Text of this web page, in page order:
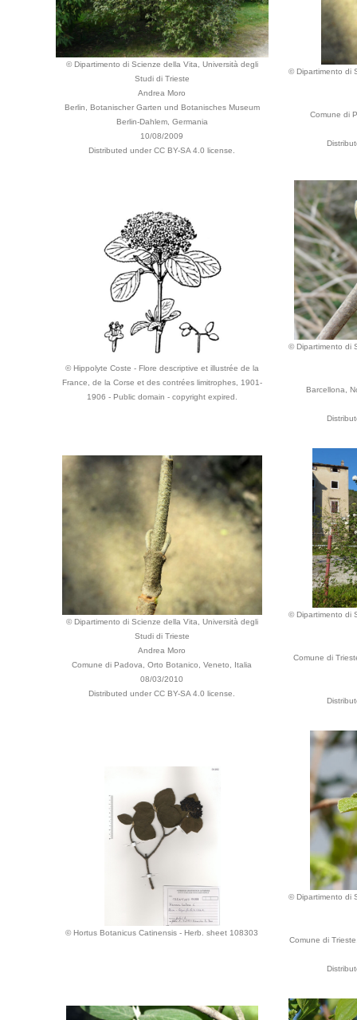
© Dipartimento di Scienze della Vita, Università degli
Studi di Trieste
Andrea Moro
Berlin, Botanischer Garten und Botanisches Museum
Berlin-Dahlem, Germania
10/08/2009
Distributed under CC BY-SA 4.0 license.
© Dipartimento di
Comune di
© Hippolyte Coste - Flore descriptive et illustrée de la
France, de la Corse et des contrées limitrophes, 1901-
1906 - Public domain - copyright expired.
© Dipartimento di
Barcellona,
© Dipartimento di Scienze della Vita, Università degli
Studi di Trieste
Andrea Moro
Comune di Padova, Orto Botanico, Veneto, Italia
08/03/2010
Distributed under CC BY-SA 4.0 license.
© Dipartimento di
Comune di
© Hortus Botanicus Catinensis - Herb. sheet 108303
© Dipartimento di
Comune di